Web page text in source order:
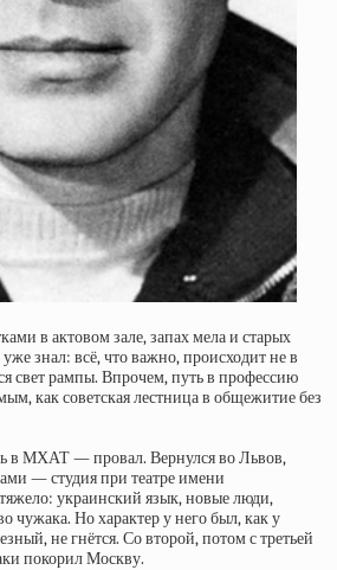
в актовом зале, запах мела и старых
знал: всё, что важно, происходит не в
свет рампы. Впрочем, путь в профессию
как советская лестница в общежитие без
в МХАТ — провал. Вернулся во Львов,
— студия при театре имени
украинский язык, новые люди,
чужака. Но характер у него был, как у
не гнётся. Со второй, потом с третьей
покорил Москву.